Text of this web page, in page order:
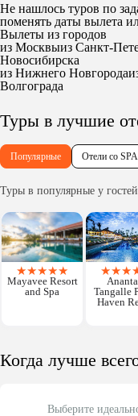
Не нашлось туров по
поменять даты вылета
Вылеты из городов
из Москвыиз Санкт-
Новосибирска
из Нижнего Новгорода
Волгограда
Туры в лучшие
Популярные Отели со SPA
Туры в популярные у
★★★★★
Mayavee Resort
and Spa
★★★
Tangalle
Haven
Когда лучше
Выберите